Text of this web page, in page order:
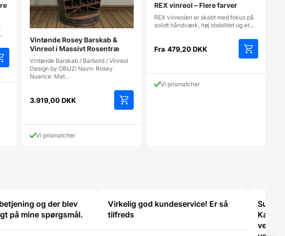
Vintønde Rosey Barskab &
Vinreol i Massivt Rosentræ
Vintønde Barskab / Barbord / Vinreol
Design by OBUZI Navn: Rosey
Nuance: Mat…
3.919,00 DKK
Vi prismatcher
REX vinreol – Flere farver
REX vinreolen er skabt med fokus på
solidt håndværk, høj stabilitet og et…
Fra 479,20 DKK
vare
Vi prismatcher
og der blev
på mine spørgsmål.
Virkelig god kundeservice! Er så
tilfreds
Super
Kanon
ved